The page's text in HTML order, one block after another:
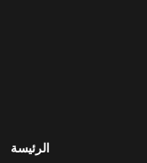
الرئيسة